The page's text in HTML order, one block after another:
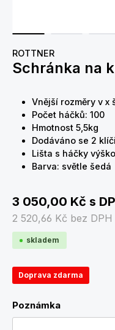
ROTTNER
Schránka na
Vnější rozměry v x
Počet háčků: 100
Hmotnost 5,5kg
Dodáváno se 2 klíči
Lišta s háčky
Barva: světle šedá
3 050,00 Kč s
2 520,66 Kč bez DPH
skladem
Doprava zdarma
Poznámka